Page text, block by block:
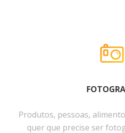
Produtos, pessoas,
quer que precise ser